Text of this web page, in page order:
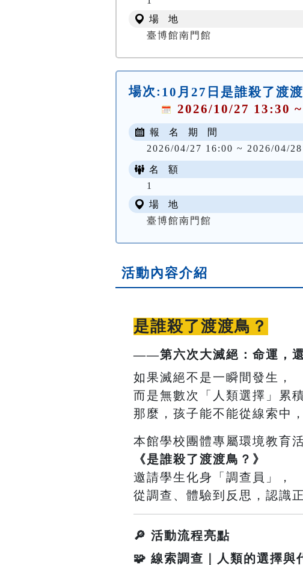
場 地
臺博館南門館
場次: 10月27日是誰殺了渡
2026/10/27 13:30
報 名 期 間
2026/04/27 16:00 ~ 2026/04/
名 額
1
場 地
臺博館南門館
活動內容介紹
是誰殺了渡渡鳥？
——第六次大滅絕：命運，
如果滅絕不是一瞬間發生，
而是無數次「人類選擇」累
那麼，孩子能不能從線索中
本館學校團體專屬環境教育
《是誰殺了渡渡鳥？》
邀請學生化身「調查員」，
從調查、體驗到反思，認識
🔎 活動流程亮點
🧩 線索調查｜人類的選擇與